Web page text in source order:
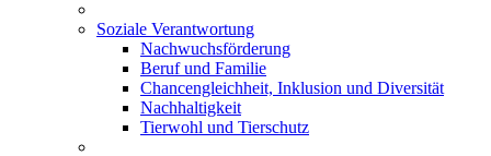
Soziale Verantwortung
Nachwuchsförderung
Beruf und Familie
Chancengleichheit, Inklusion und Diversität
Nachhaltigkeit
Tierwohl und Tierschutz